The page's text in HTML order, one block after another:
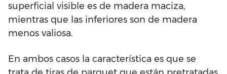
superficial visible es de madera maciza,
mientras que las inferiores son de madera
menos valiosa.
En ambos casos la característica es que se